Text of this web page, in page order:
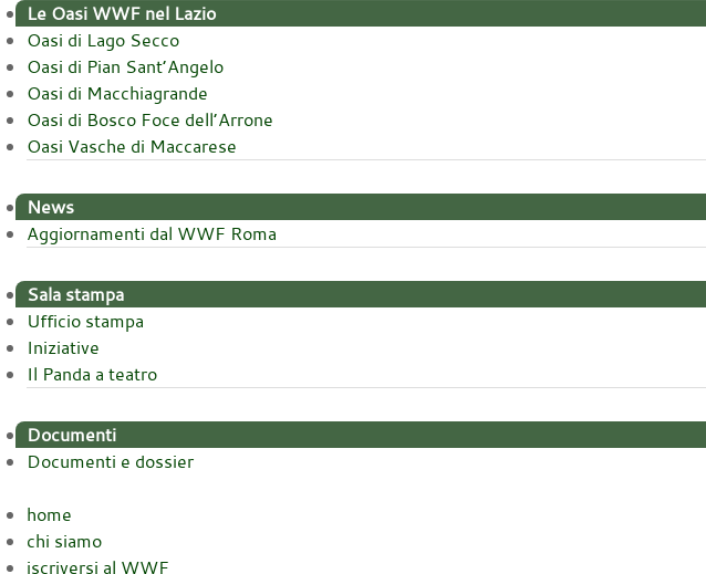
Le Oasi WWF nel Lazio
Oasi di Lago Secco
Oasi di Pian Sant’Angelo
Oasi di Macchiagrande
Oasi di Bosco Foce dell’Arrone
Oasi Vasche di Maccarese
News
Aggiornamenti dal WWF Roma
Sala stampa
Ufficio stampa
Iniziative
Il Panda a teatro
Documenti
Documenti e dossier
home
chi siamo
iscriversi al WWF